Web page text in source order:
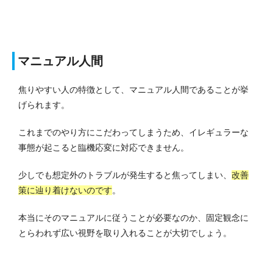
マニュアル人間
焦りやすい人の特徴として、マニュアル人間であることが挙
げられます。
これまでのやり方にこだわってしまうため、イレギュラーな
事態が起こると臨機応変に対応できません。
少しでも想定外のトラブルが発生すると焦ってしまい、 改善
策に辿り着けないのです。
本当にそのマニュアルに従うことが必要なのか、固定観念に
とらわれず広い視野を取り入れることが大切でしょう。